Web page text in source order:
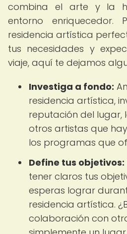
combina el arte y la
entorno enriquecedor.
residencia artística
tus necesidades y
viaje, aquí te dejamos
Investiga a fondo:
residencia artística,
reputación del lugar,
otros artistas que
los programas que
Define tus objetivos:
tener claros tus
esperas lograr
residencia artística.
colaboración con